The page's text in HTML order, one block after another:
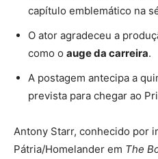
capítulo emblemático na
O ator agradeceu a
como o auge da carreira.
A postagem antecipa a
prevista para chegar ao
Antony Starr, conhecido por
Pátria/Homelander em The